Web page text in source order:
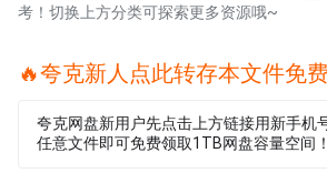
考！切换上方分类可探索更多资源哦~
夸克网盘新用户先点击上方链接用新手机
任意文件即可免费领取1TB网盘容量空间！